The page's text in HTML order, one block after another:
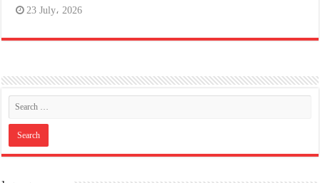
23 July، 2026